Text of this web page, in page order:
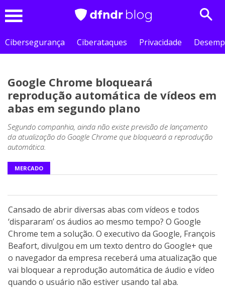
Cibersegurança
Ciberataques Privacidade
Google Chrome bloqueará
reprodução automática de vídeos em
abas em segundo plano
Segundo companhia, ainda não existe previsão de lançamento
da atualização do Google Chrome que bloqueará a reprodução
automática.
MERCADO
Cansado de abrir diversas abas com vídeos e todos
‘dispararam’ os áudios ao mesmo tempo? O Google
Chrome tem a solução. O executivo da Google, François
Beafort, divulgou em um texto dentro do Google+ que
o navegador da empresa receberá uma atualização que
vai bloquear a reprodução automática de áudio e vídeo
quando o usuário não estiver usando tal aba.